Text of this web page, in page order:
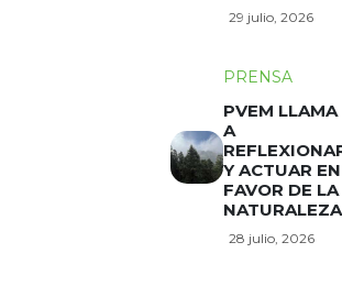
29 julio, 2026
PRENSA
PVEM LLAMA
A
Y ACTUAR EN
FAVOR DE LA
NATURALEZA
28 julio, 2026